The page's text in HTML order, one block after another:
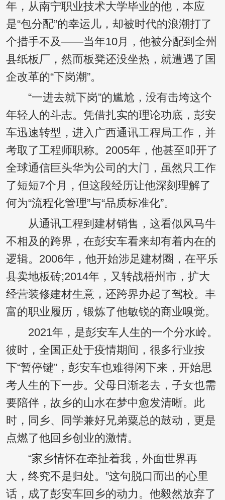
年，从南宁职业技术大学毕业的他，本应
是“包分配”的幸运儿，却被时代的浪潮打了
个措手不及——当年10月，他被分配到全州
县纸板厂，然而板凳还没坐热，就遭遇了国
企改革的“下岗潮”。
“一进去就下岗”的尴尬，没有击垮这个
年轻人的斗志。凭借扎实的理论功底，彭安
车迅速转型，进入广西通讯工程局工作，并
考取了工程师职称。2005年，他甚至叩开了
全球通信巨头华为公司的大门，虽然只工作
了短短7个月，但这段经历让他深刻理解了
何为“流程化管理”与“品质标准化”。
从通讯工程到建材销售，这看似风马牛
不相及的跨界，在彭安车看来却有着内在的
逻辑。2006年，他开始涉足建材圈，在平乐
县卖地板砖;2014年，又转战梧州市，扩大
经营装修建材生意，还跨界办起了驾校。丰
富的职业履历，锻炼了他敏锐的商业嗅觉。
2021年，是彭安车人生的一个分水岭。
彼时，全国正处于疫情期间，很多行业按
下“暂停键”，彭安车也难得闲下来，开始思
考人生的下一步。父母日渐老去，子女也需
要陪伴，故乡的山水在梦中愈发清晰。此
时，同乡、同学兼好兄弟粟总的鼓动，更是
点燃了他回乡创业的激情。
“家乡情怀在牵扯着我，外面世界再
大，终究不是归处。”这句脱口而出的心里
话，成了彭安车回乡的动力。他毅然放弃了